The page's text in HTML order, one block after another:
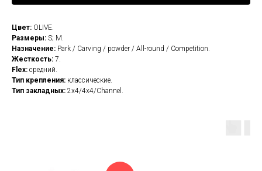
Цвет: OLIVE.
Размеры: S; M.
Назначение: Park / Carving / powder / All-round / Competition.
Жесткость: 7.
Flex: средний.
Тип крепления: классические.
Тип закладных: 2x4/4x4/Channel.